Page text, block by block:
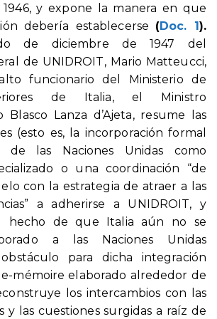
y expone la manera en que
debería establecerse (Doc. 1).
de diciembre de 1947 del
de UNIDROIT, Mario Matteucci,
funcionario del Ministerio de
de Italia, el Ministro
Blasco Lanza d’Ajeta, resume las
(esto es, la incorporación formal
las Naciones Unidas como
o una coordinación “de
con la estrategia de atraer a las
a adherirse a UNIDROIT, y
hecho de que Italia aún no se
a las Naciones Unidas
para dicha integración
mémoire elaborado alrededor de
los intercambios con las
y las cuestiones surgidas a raíz de